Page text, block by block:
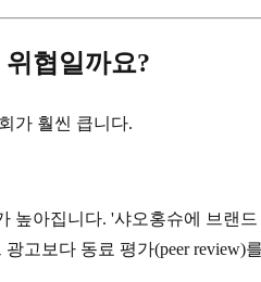
협일까요?
가 훨씬 큽니다.
아집니다. '샤오홍슈에 브랜
고보다 동료 평가(peer